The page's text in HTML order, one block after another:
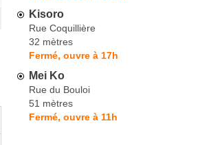
Kisoro
Rue Coquillière
32 mètres
Fermé, ouvre à 17h
Mei Ko
Rue du Bouloi
51 mètres
Fermé, ouvre à 11h